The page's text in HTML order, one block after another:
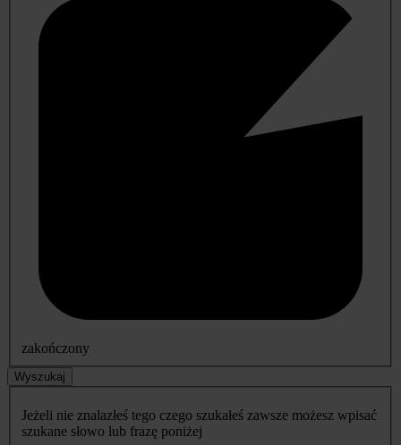
zakończony
Wyszukaj
Jeżeli nie znalazłeś tego czego szukałeś zawsze możesz wpisać
szukane słowo lub frazę poniżej